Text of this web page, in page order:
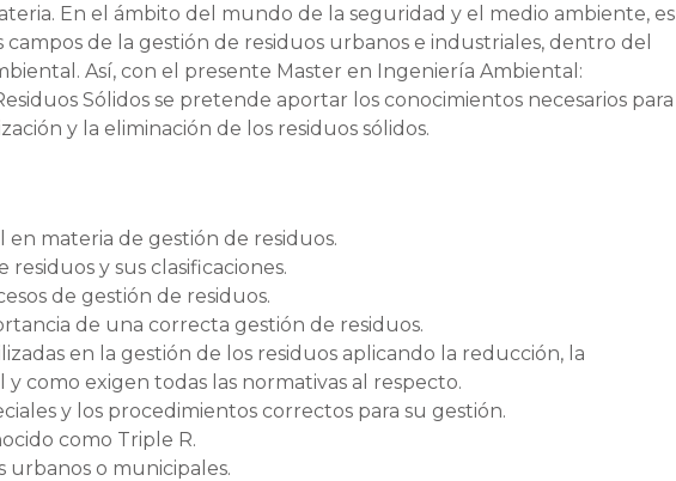
En el ámbito del mundo de la seguridad y el medio ambiente, es
de la gestión de residuos urbanos e industriales, dentro del
Así, con el presente Master en Ingeniería Ambiental:
Sólidos se pretende aportar los conocimientos necesarios para
y la eliminación de los residuos sólidos.
en materia de gestión de residuos.
y sus clasificaciones.
de gestión de residuos.
de una correcta gestión de residuos.
en la gestión de los residuos aplicando la reducción, la
como exigen todas las normativas al respecto.
y los procedimientos correctos para su gestión.
como Triple R.
urbanos o municipales.